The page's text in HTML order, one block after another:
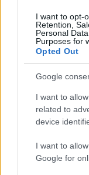
I want to opt-
Retention,
Personal
Purposes for
Opted Out
Google
I want to
related to
device
I want to
Google for
semplicità”.
stesso il
conservarne il
realizzazione,
non solo un
la sua
qual è la
tempi.
Francesco